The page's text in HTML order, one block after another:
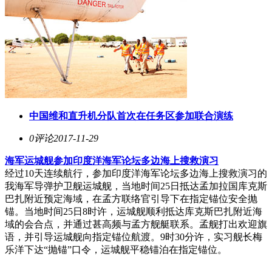
中国维和直升机分队首次在任务区参加联合演练
0评论2017-11-29
海军运城舰参加印度洋海军论坛多边海上搜救演习
经过10天连续航行，参加印度洋海军论坛多边海上搜救演习的
我海军导弹护卫舰运城舰，当地时间25日抵达孟加拉国库克斯
巴扎附近预定海域，在孟方联络官引导下在指定锚位安全抛
锚。当地时间25日8时许，运城舰顺利抵达库克斯巴扎附近海
域的会合点，并通过甚高频与孟方舰艇联系。孟舰打出欢迎旗
语，并引导运城舰向指定锚位航渡。9时30分许，实习舰长梅
乐洋下达“抛锚”口令，运城舰平稳锚泊在指定锚位。